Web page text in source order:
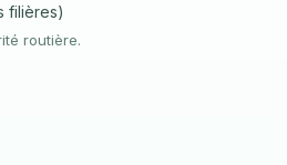
filières)
routière.